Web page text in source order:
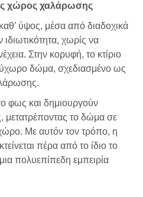
χώρος χαλάρωσης
ύψος, μέσα από διαδοχικά
χωρίς να
Στην κορυφή, το κτίριο
δώμα, σχεδιασμένο ως
φως και δημιουργούν
μετατρέποντας το δώμα σε
Με αυτόν τον τρόπο, η
πέρα από το ίδιο το
πολυεπίπεδη εμπειρία